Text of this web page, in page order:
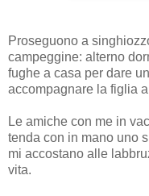
Proseguono a
campeggine: alterno
fughe a casa per dare
accompagnare la figlia
Le amiche con me in
tenda con in mano uno
mi accostano alle
vita.